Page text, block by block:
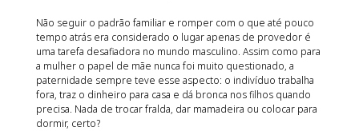
Não seguir o padrão familiar e romper com o que até pouco
tempo atrás era considerado o lugar apenas de provedor é
uma tarefa desafiadora no mundo masculino. Assim como para
a mulher o papel de mãe nunca foi muito questionado, a
paternidade sempre teve esse aspecto: o indivíduo trabalha
fora, traz o dinheiro para casa e dá bronca nos filhos quando
precisa. Nada de trocar fralda, dar mamadeira ou colocar para
dormir, certo?